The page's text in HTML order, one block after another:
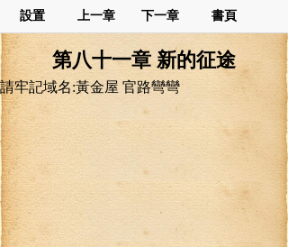
設置 上一章 下一章 書頁
第八十一章 新的征途
請牢記域名:黃金屋 官路彎彎